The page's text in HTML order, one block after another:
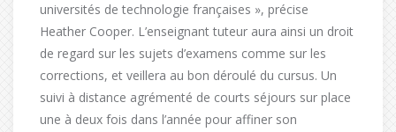
universités de technologie françaises », précise
Heather Cooper. L’enseignant tuteur aura ainsi un droit
de regard sur les sujets d’examens comme sur les
corrections, et veillera au bon déroulé du cursus. Un
suivi à distance agrémenté de courts séjours sur place
une à deux fois dans l’année pour affiner son